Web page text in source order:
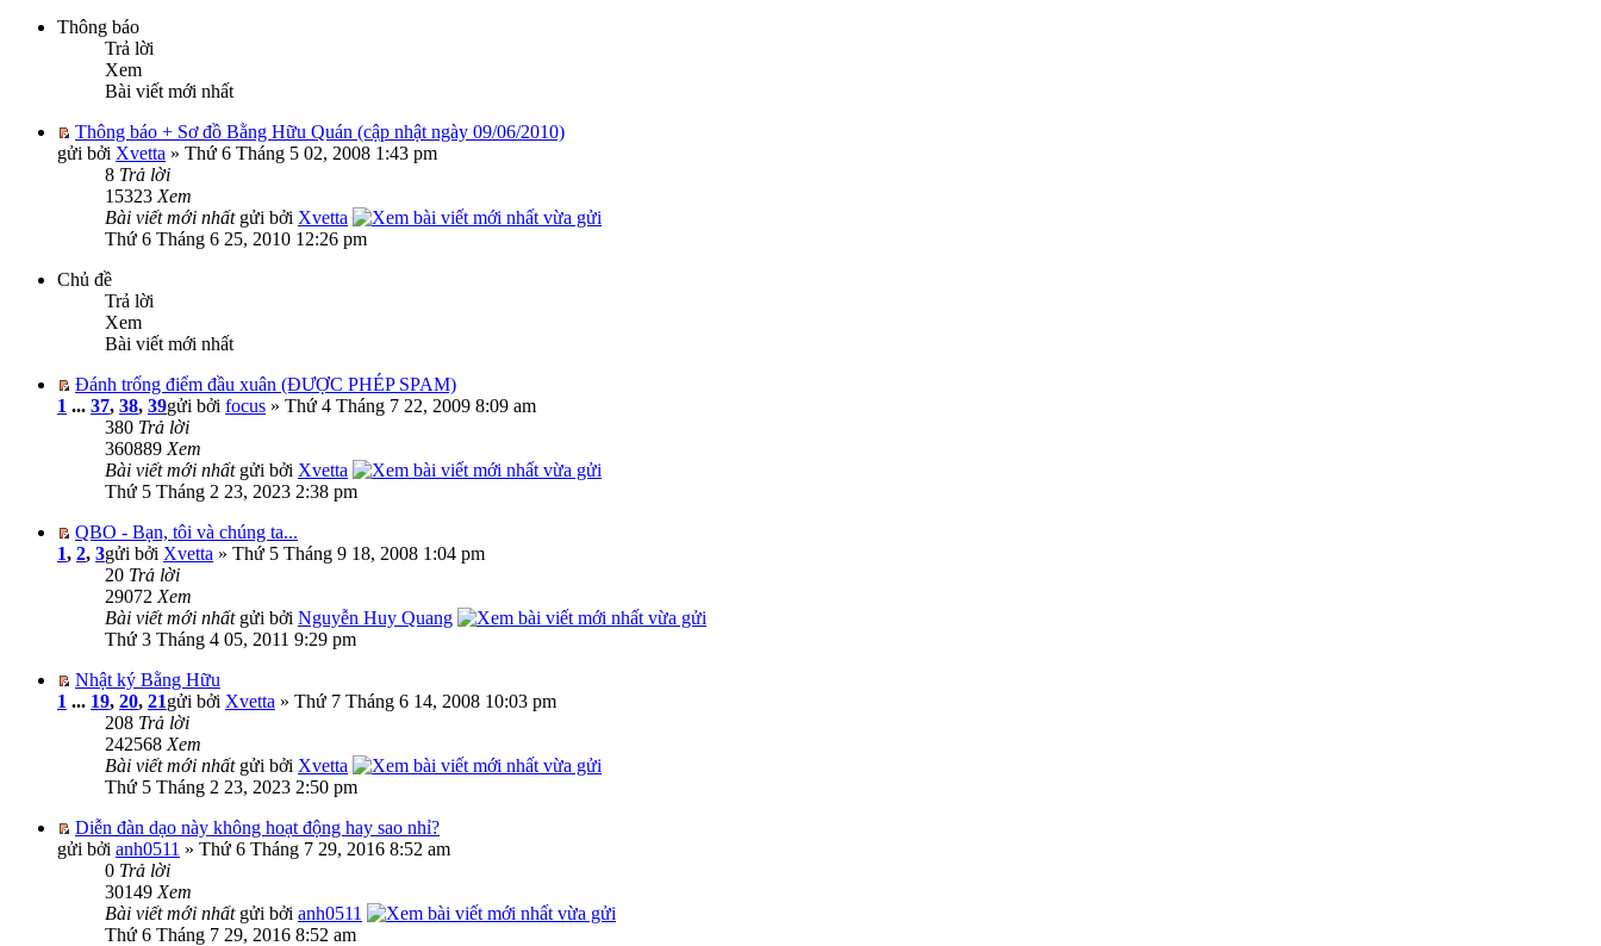
Thông báo
Trả lời
Xem
Bài viết mới nhất
Thông báo + Sơ đồ Bằng Hữu Quán (cập nhật ngày 09/06/2010)
gửi bởi Xvetta » Thứ 6 Tháng 5 02, 2008 1:43 pm
8 Trả lời
15323 Xem
Bài viết mới nhất gửi bởi Xvetta
Thứ 6 Tháng 6 25, 2010 12:26 pm
Chủ đề
Trả lời
Xem
Bài viết mới nhất
Đánh trống điểm đầu xuân (ĐƯỢC PHÉP SPAM)
1 ... 37, 38, 39gửi bởi focus » Thứ 4 Tháng 7 22, 2009 8:09 am
380 Trả lời
360889 Xem
Bài viết mới nhất gửi bởi Xvetta
Thứ 5 Tháng 2 23, 2023 2:38 pm
QBO - Bạn, tôi và chúng ta...
1, 2, 3gửi bởi Xvetta » Thứ 5 Tháng 9 18, 2008 1:04 pm
20 Trả lời
29072 Xem
Bài viết mới nhất gửi bởi Nguyễn Huy Quang
Thứ 3 Tháng 4 05, 2011 9:29 pm
Nhật ký Bằng Hữu
1 ... 19, 20, 21gửi bởi Xvetta » Thứ 7 Tháng 6 14, 2008 10:03 pm
208 Trả lời
242568 Xem
Bài viết mới nhất gửi bởi Xvetta
Thứ 5 Tháng 2 23, 2023 2:50 pm
Diễn đàn dạo này không hoạt động hay sao nhỉ?
gửi bởi anh0511 » Thứ 6 Tháng 7 29, 2016 8:52 am
0 Trả lời
30149 Xem
Bài viết mới nhất gửi bởi anh0511
Thứ 6 Tháng 7 29, 2016 8:52 am